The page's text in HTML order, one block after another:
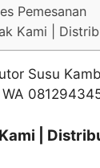
Pemesanan
Kami |
|